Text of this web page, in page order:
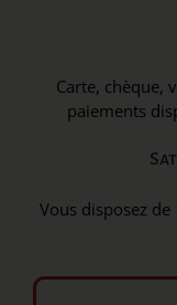
Carte, chèque,
paiements
Vous disposez